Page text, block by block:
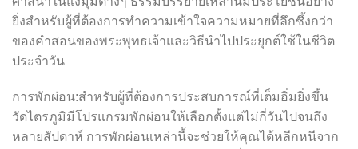
ยิ่งสำหรับผู้ที่ต้องการทำความเข้าใจความหมายที่ลึกซึ้งกว่า
ของคำสอนของพระพุทธเจ้าและวิธีนำไปประยุกต์ใช้ในชีวิต
ประจำวัน
การพักผ่อน:สำหรับผู้ที่ต้องการประสบการณ์ที่เต็มอิ่มยิ่งขึ้น
วัดไตรภูมิมีโปรแกรมพักผ่อนให้เลือกตั้งแต่ไม่กี่วันไปจนถึง
หลายสัปดาห์ การพักผ่อนเหล่านี้จะช่วยให้คุณได้หลีกหนีจาก